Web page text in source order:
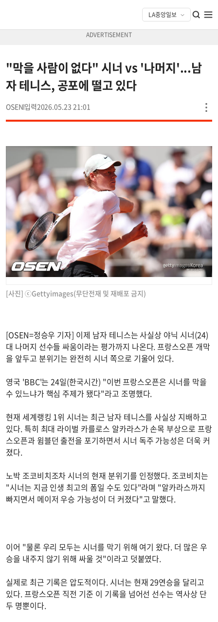
"막을 사람이 없다" 시너 vs '나머지'...남
자 테니스, 공포에 떨고 있다
OSEN 2026.05.23 21:01
[사진] ⓒGettyimages(무단전재 및 재배포 금지)
[OSEN=정승우 기자] 이제 남자 테니스는 사실상 야닉 시너(24)
대 나머지 선수들 싸움이라는 평가까지 나온다. 프랑스오픈 개막
을 앞두고 분위기는 완전히 시너 쪽으로 기울어 있다.
영국 'BBC'는 24일(한국시간) "이번 프랑스오픈은 시너를 막을
수 있느냐가 핵심 주제가 됐다"라고 조명했다.
현재 세계랭킹 1위 시너는 최근 남자 테니스를 사실상 지배하고
있다. 특히 최대 라이벌 카를로스 알카라스가 손목 부상으로 프랑
스오픈과 윔블던 출전을 포기하면서 시너 독주 가능성은 더욱 커
졌다.
노박 조코비치조차 시너의 현재 분위기를 인정했다. 조코비치는
"시너는 지금 인생 최고의 폼일 수도 있다"라며 "알카라스까지
빠지면서 메이저 우승 가능성이 더 커졌다"고 말했다.
이어 "물론 우리 모두는 시너를 막기 위해 여기 왔다. 더 많은 우
승을 내주지 않기 위해 싸울 것"이라고 덧붙였다.
실제로 최근 기록은 압도적이다. 시너는 현재 29연승을 달리고
있다. 프랑스오픈 직전 기준 이 기록을 넘어선 선수는 역사상 단
두 명뿐이다.